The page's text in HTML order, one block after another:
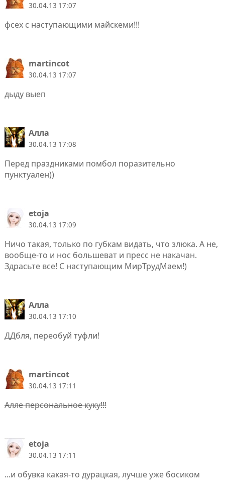
30.04.13 17:07
фсех с наступающими майскеми!!!
martincot
30.04.13 17:07
дыду выеп
Алла
30.04.13 17:08
Перед праздниками помбол поразительно
пунктуален))
etoja
30.04.13 17:09
Ничо такая, только по губкам видать, что злюка. А не,
вообще-то и нос большеват и пресс не накачан.
Здрасьте все! С наступающим МирТрудМаем!)
Алла
30.04.13 17:10
ДДбля, переобуй туфли!
martincot
30.04.13 17:11
Алле персональное куку!!!
etoja
30.04.13 17:11
...и обувка какая-то дурацкая, лучше уже босиком